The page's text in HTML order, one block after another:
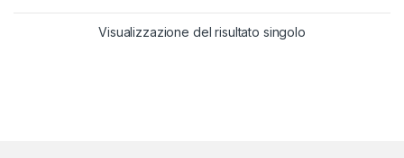
Visualizzazione del risultato singolo